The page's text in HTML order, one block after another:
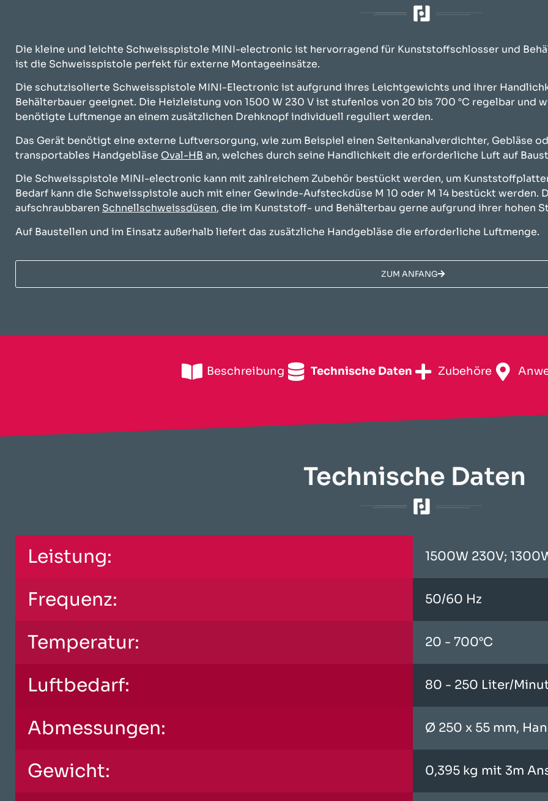
Die kleine und leichte Schweisspistole MINI-electronic ist hervorragend für Kunststoffschlosser und
ist die Schweisspistole perfekt für externe Montageeinsätze.
Die schutzisolierte Schweisspistole MINI-Electronic ist aufgrund ihres Leichtgewichts und ihrer
Behälterbauer geeignet. Die Heizleistung von 1500 W 230 V ist stufenlos von 20 bis 700 °C regelbar und
benötigte Luftmenge an einem zusätzlichen Drehknopf individuell reguliert werden.
Das Gerät benötigt eine externe Luftversorgung, wie zum Beispiel einen Seitenkanalverdichter, Gebläse
transportables Handgebläse Oval-HB an, welches durch seine Handlichkeit die erforderliche Luft auf
Die Schweisspistole MINI-electronic kann mit zahlreichem Zubehör bestückt werden, um
Bedarf kann die Schweisspistole auch mit einer Gewinde-Aufsteckdüse M 10 oder M 14 bestückt werden.
aufschraubbaren Schnellschweissdüsen, die im Kunststoff- und Behälterbau gerne aufgrund ihrer hohen
Auf Baustellen und im Einsatz außerhalb liefert das zusätzliche Handgebläse die erforderliche Luftmenge.
ZUM ANFANG
Beschreibung Technische Daten Zubehöre
Technische Daten
Leistung: 1500W 230V;
Frequenz: 50/60 Hz
Temperatur: 20 - 700°C
Luftbedarf: 80 - 250 Liter/
Abmessungen: Ø 250 x 55 mm,
Gewicht: 0,395 kg mit 3m